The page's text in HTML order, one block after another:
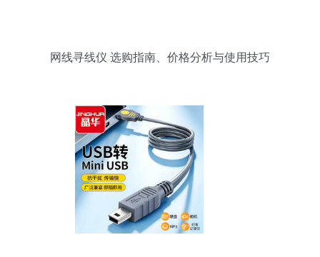
网线寻线仪 选购指南、价格分析与使用技巧